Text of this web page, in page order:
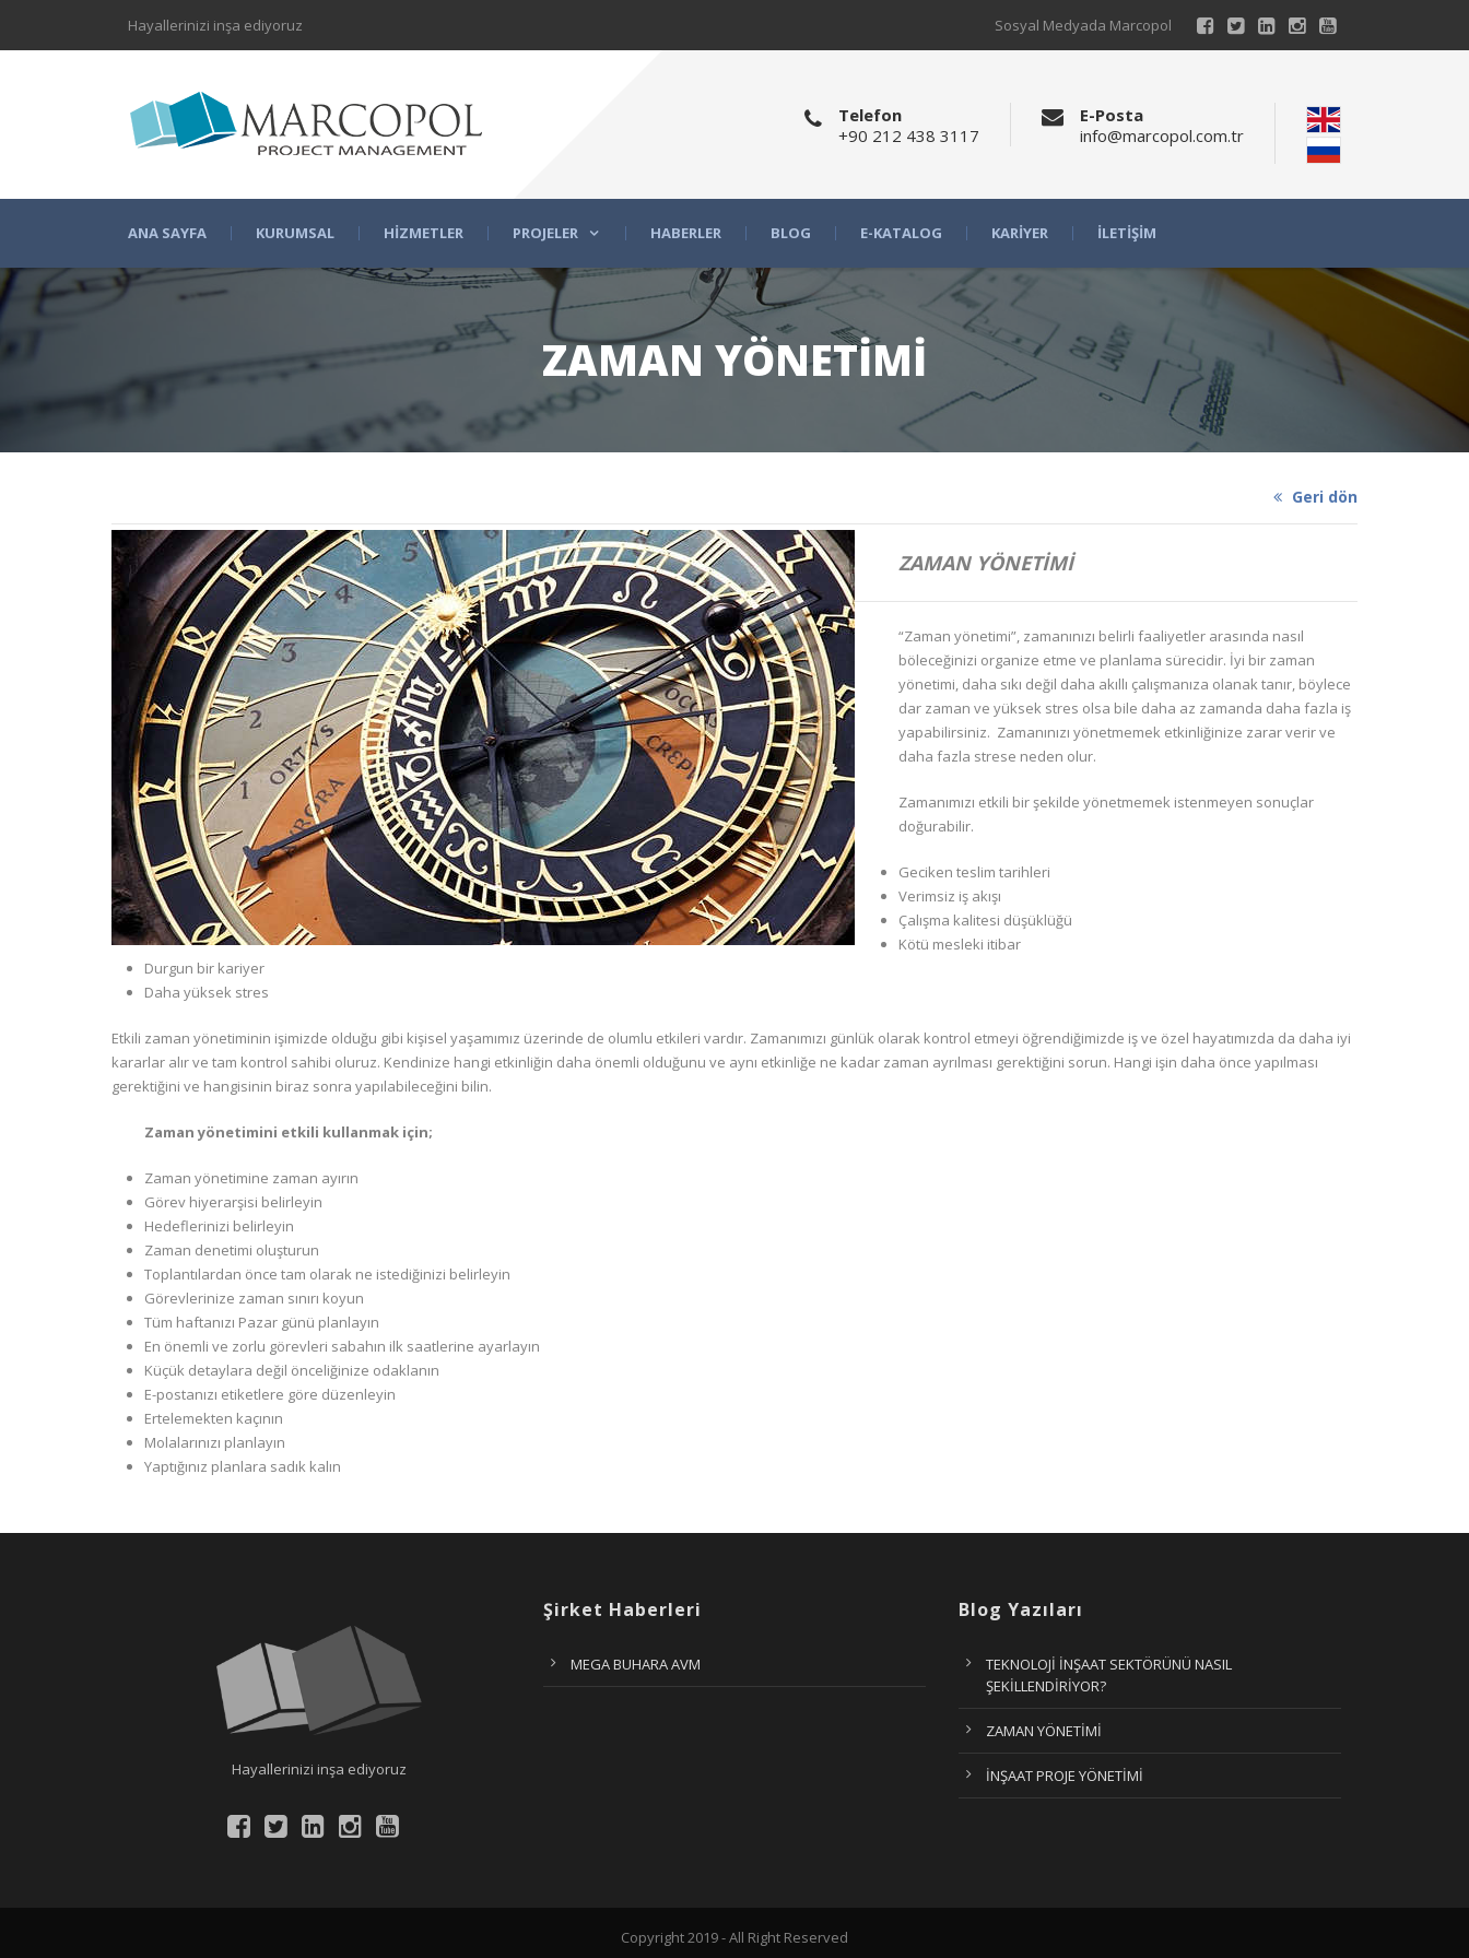
Hayallerinizi inşa ediyoruz Sosyal Medyada Marcopol
Telefon
+90 212 438 3117
E-Posta
info@marcopol.com.tr
ANA SAYFA KURUMSAL HIZMETLER PROJELER HABERLER BLOG E-KATALOG KARIYER İLETIŞIM
ZAMAN YÖNETİMİ
Geri dön
ZAMAN YÖNETİMİ
“Zaman yönetimi”, zamanınızı belirli faaliyetler arasında nasıl
böleceğinizi organize etme ve planlama sürecidir. İyi bir zaman
yönetimi, daha sıkı değil daha akıllı çalışmanıza olanak tanır, böylece
dar zaman ve yüksek stres olsa bile daha az zamanda daha fazla iş
yapabilirsiniz. Zamanınızı yönetmemek etkinliğinize zarar verir ve
daha fazla strese neden olur.
Zamanımızı etkili bir şekilde yönetmemek istenmeyen sonuçlar
doğurabilir.
Geciken teslim tarihleri
Verimsiz iş akışı
Çalışma kalitesi düşüklüğü
Kötü mesleki itibar
Durgun bir kariyer
Daha yüksek stres
Etkili zaman yönetiminin işimizde olduğu gibi kişisel yaşamımız üzerinde de olumlu etkileri vardır. Zamanımızı günlük olarak kontrol etmeyi öğrendiğimizde iş ve özel hayatımızda da daha iyi
kararlar alır ve tam kontrol sahibi oluruz. Kendinize hangi etkinliğin daha önemli olduğunu ve aynı etkinliğe ne kadar zaman ayrılması gerektiğini sorun. Hangi işin daha önce yapılması
gerektiğini ve hangisinin biraz sonra yapılabileceğini bilin.
Zaman yönetimini etkili kullanmak için;
Zaman yönetimine zaman ayırın
Görev hiyerarşisi belirleyin
Hedeflerinizi belirleyin
Zaman denetimi oluşturun
Toplantılardan önce tam olarak ne istediğinizi belirleyin
Görevlerinize zaman sınırı koyun
Tüm haftanızı Pazar günü planlayın
En önemli ve zorlu görevleri sabahın ilk saatlerine ayarlayın
Küçük detaylara değil önceliğinize odaklanın
E-postanızı etiketlere göre düzenleyin
Ertelemekten kaçının
Molalarınızı planlayın
Yaptığınız planlara sadık kalın
Hayallerinizi inşa ediyoruz
Şirket Haberleri
MEGA BUHARA AVM
Blog Yazıları
TEKNOLOJİ İNŞAAT SEKTÖRÜNÜ NASIL
ŞEKİLLENDİRİYOR?
ZAMAN YÖNETİMİ
İNŞAAT PROJE YÖNETİMİ
Copyright 2019 - All Right Reserved